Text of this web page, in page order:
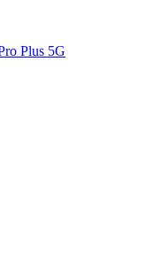
Plus 5G